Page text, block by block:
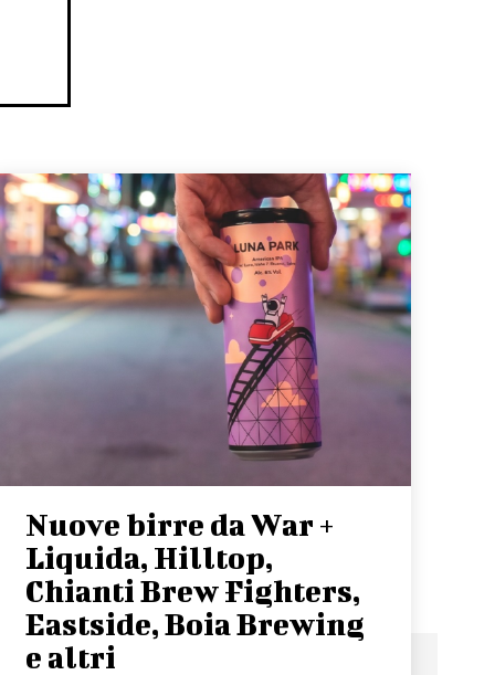
Nuove birre da War +
Liquida, Hilltop,
Chianti Brew Fighters,
Eastside, Boia Brewing
e altri